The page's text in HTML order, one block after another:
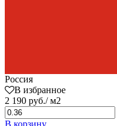
Россия
В избранное
2 190 руб./ м2
В корзину